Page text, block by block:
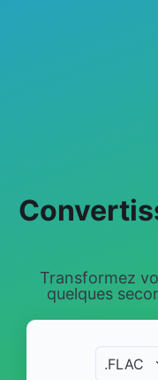
Transformez
quelques
.FLAC